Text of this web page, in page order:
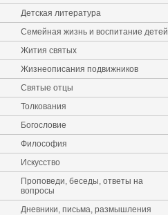
Детская литература
Семейная жизнь и воспитание детей
Жития святых
Жизнеописания подвижников
Святые отцы
Толкования
Богословие
Философия
Искусство
Проповеди, беседы, ответы на
вопросы
Дневники, письма, размышления